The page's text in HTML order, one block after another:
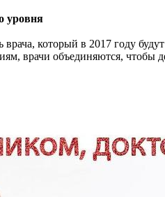
уровня
который в 2017 году
врачи объединяются, чтобы